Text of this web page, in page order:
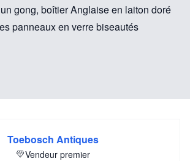
gong, boîtier Anglaise en laiton doré
panneaux en verre biseautés
Toebosch Antiques
Vendeur premier